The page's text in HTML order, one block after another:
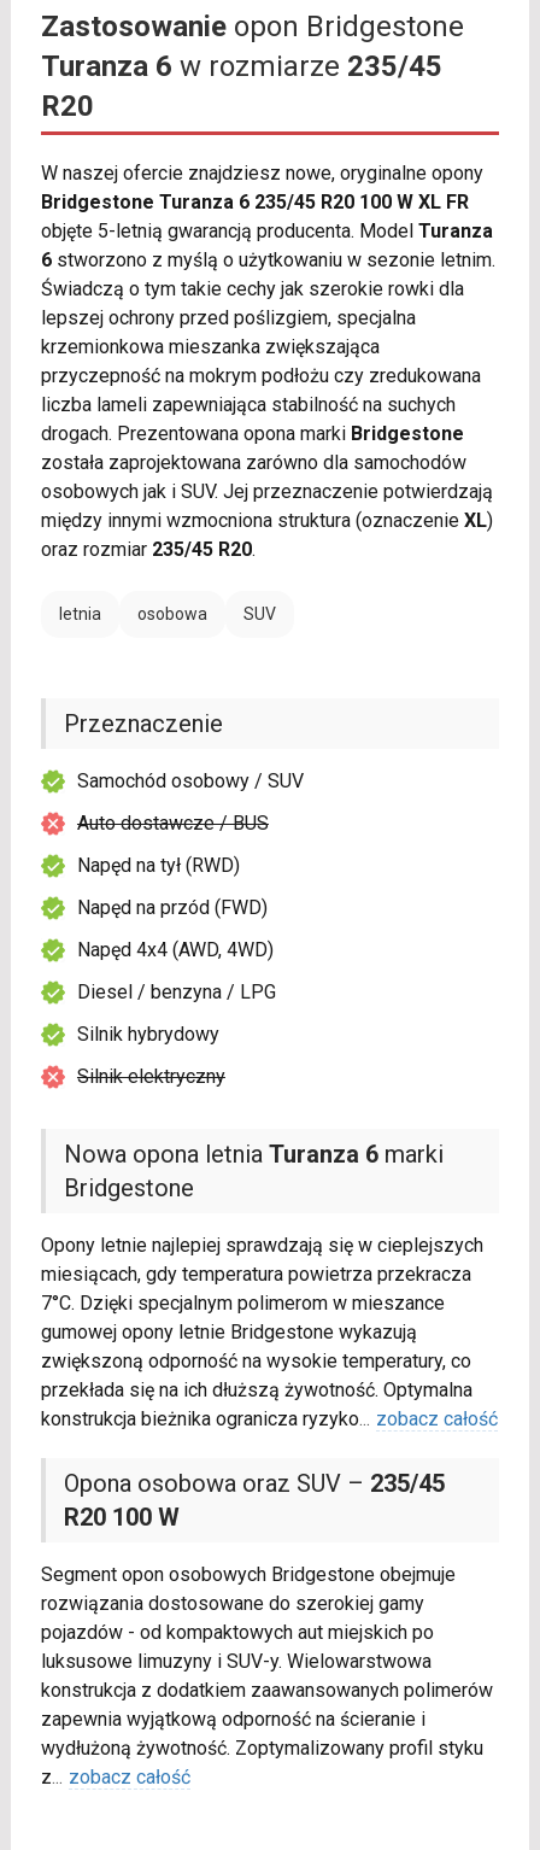
Zastosowanieopon Bridgestone
Turanza 6 w rozmiarze 235/45
R20
W naszej ofercie znajdziesz nowe, oryginalne opony
Bridgestone Turanza 6 235/45 R20 100 W XL FR
objęte 5-letnią gwarancją producenta. Model Turanza
6stworzono z myślą o użytkowaniu w sezonie letnim.
Świadczą o tym takie cechy jak szerokie rowki dla
lepszej ochrony przed poślizgiem, specjalna
krzemionkowa mieszanka zwiększająca
przyczepność na mokrym podłożu czy zredukowana
liczba lameli zapewniająca stabilność na suchych
drogach. Prezentowana opona marki Bridgestone
została zaprojektowana zarówno dla samochodów
osobowych jak i SUV. Jej przeznaczenie potwierdzają
między innymi wzmocniona struktura (oznaczenie XL)
oraz rozmiar 235/45 R20.
letnia osobowa SUV
Nowa opona letnia Turanza 6marki
Bridgestone
Opony letnie najlepiej sprawdzają się w cieplejszych
miesiącach, gdy temperatura powietrza przekracza
7°C. Dzięki specjalnym polimerom w mieszance
gumowej opony letnie Bridgestone wykazują
zwiększoną odporność na wysokie temperatury, co
przekłada się na ich dłuższą żywotność. Optymalna
konstrukcja bieżnika ogranicza ryzyko... zobacz całość
Opona osobowa oraz SUV – 235/45
R20 100 W
Segment opon osobowych Bridgestone obejmuje
rozwiązania dostosowane do szerokiej gamy
pojazdów - od kompaktowych aut miejskich po
luksusowe limuzyny i SUV-y. Wielowarstwowa
konstrukcja z dodatkiem zaawansowanych polimerów
zapewnia wyjątkową odporność na ścieranie i
wydłużoną żywotność. Zoptymalizowany profil styku
z... zobacz całość
Przeznaczenie
Samochód osobowy / SUV
Auto dostawcze / BUS
Napęd na tył (RWD)
Napęd na przód (FWD)
Napęd 4x4 (AWD, 4WD)
Diesel / benzyna / LPG
Silnik hybrydowy
Silnik elektryczny